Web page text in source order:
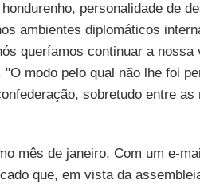
personalidade de
ambientes diplomáticos
queríamos continuar a nossa
modo pelo qual não lhe foi
sobretudo entre as
mês de janeiro. Com um e-
que, em vista da